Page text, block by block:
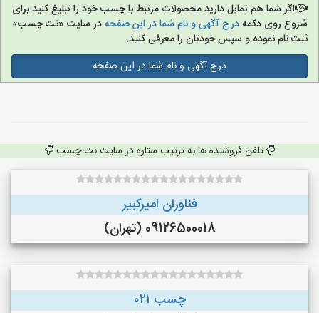
اگر شما هم تمایل دارید محصولات مرتبط با چسب خود را تبلیغ کنید برای
شروع روی دکمهدرج آگهی و نام شما در این صفحهدر سایت «نت چسب»
ثبت نام نموده و سپس خودتان را معرفی کنید.
درج آگهی و نام شما در این صفحه
تلفن فروشنده ها به ترتیب ستاره در سایت نت چسب
فناوران امیرکبیر
09126500018 (تهران)
چسب ۰۲۱